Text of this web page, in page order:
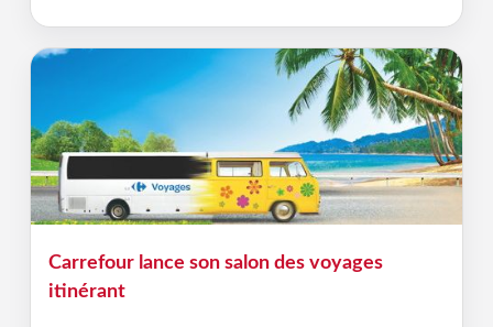
Carrefour lance son salon des voyages
itinérant